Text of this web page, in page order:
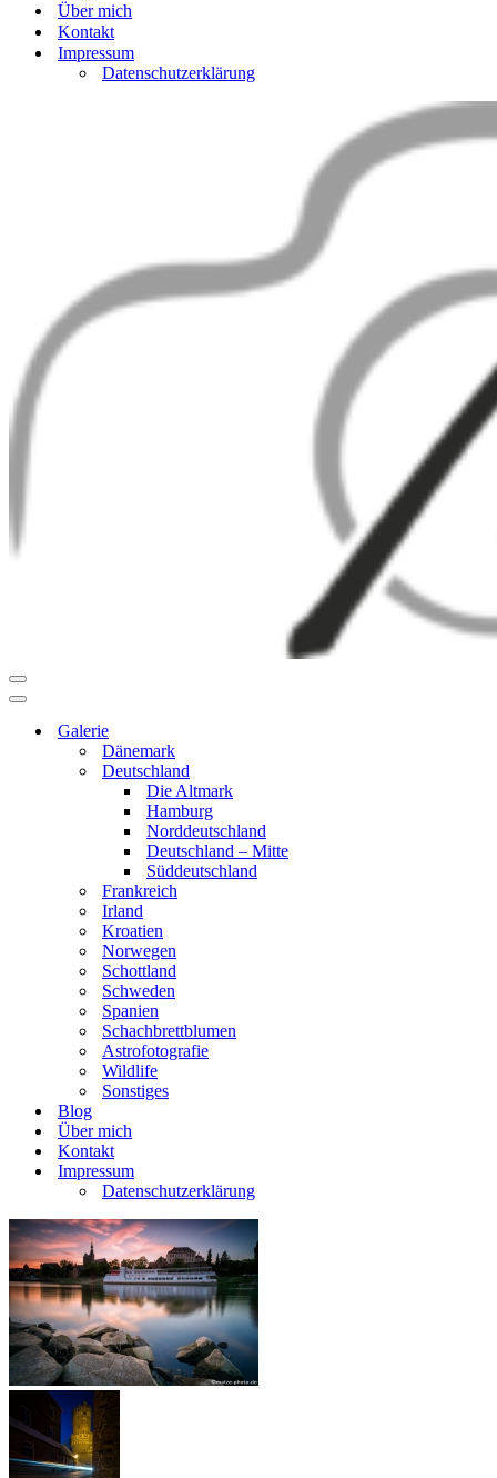
Über mich
Kontakt
Impressum
Datenschutzerklärung
Navigationsmenü
Navigationsmenü
Galerie
Dänemark
Deutschland
Die Altmark
Hamburg
Norddeutschland
Deutschland – Mitte
Süddeutschland
Frankreich
Irland
Kroatien
Norwegen
Schottland
Schweden
Spanien
Schachbrettblumen
Astrofotografie
Wildlife
Sonstiges
Blog
Über mich
Kontakt
Impressum
Datenschutzerklärung